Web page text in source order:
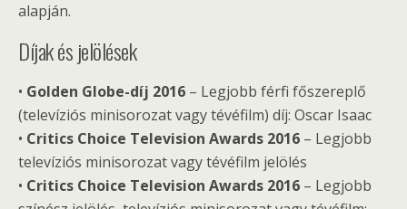
alapján.
Díjak és jelölések
• Golden Globe-díj 2016 – Legjobb férfi főszereplő
(televíziós minisorozat vagy tévéfilm) díj: Oscar Isaac
• Critics Choice Television Awards 2016 – Legjobb
televíziós minisorozat vagy tévéfilm jelölés
• Critics Choice Television Awards 2016 – Legjobb